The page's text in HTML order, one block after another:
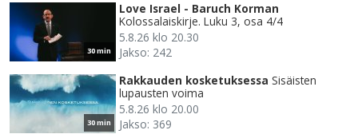
30 min
Love Israel - Baruch Korman
Kolossalaiskirje. Luku 3, osa 4/4
5.8.26 klo 20.30
Jakso: 242
30 min
Rakkauden kosketuksessa Sisäisten
lupausten voima
5.8.26 klo 20.00
Jakso: 369